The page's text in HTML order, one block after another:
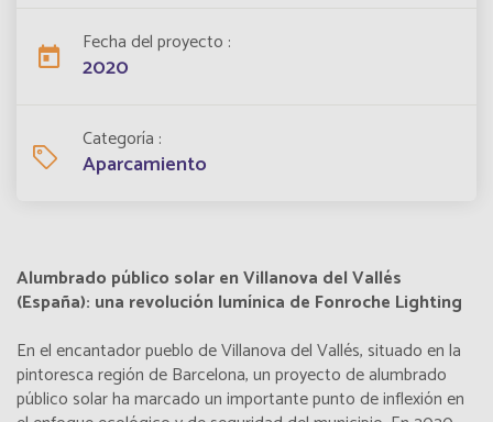
Fecha del proyecto
2020
Categoría
Aparcamiento
Alumbrado público solar en Villanova del Vallés
(España): una revolución lumínica de Fonroche Lighting
En el encantador pueblo de Villanova del Vallés, situado en la
pintoresca región de Barcelona, un proyecto dealumbrado
público solarha marcado un importante punto de inflexión en